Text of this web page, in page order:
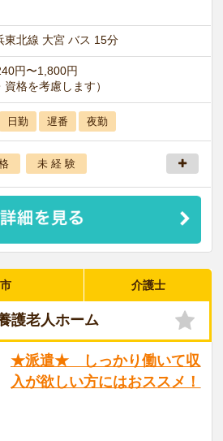
東北線 大宮 バス 15分
円〜1,800円
資格を考慮します）
日勤 遅番 夜勤
未 経 験
介護士
護老人ホーム
★派遣★ しっかり働いて収
入が欲しい方にはおススメ！